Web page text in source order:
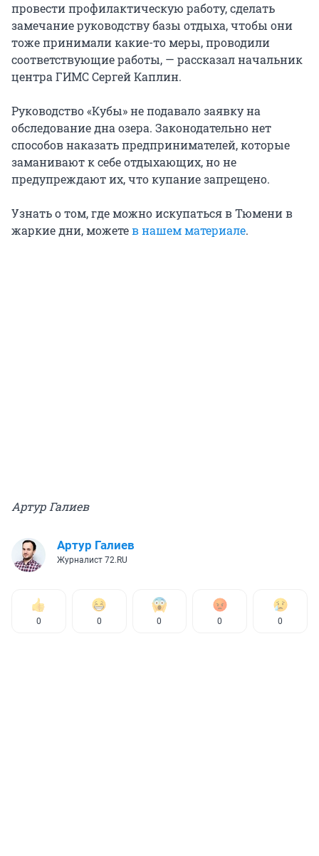
провести профилактическую работу, сделать
замечание руководству базы отдыха, чтобы они
тоже принимали какие-то меры, проводили
соответствующие работы, — рассказал начальник
центра ГИМС Сергей Каплин.
Руководство «Кубы» не подавало заявку на
обследование дна озера. Законодательно нет
способов наказать предпринимателей, которые
заманивают к себе отдыхающих, но не
предупреждают их, что купание запрещено.
Узнать о том, где можно искупаться в Тюмени в
жаркие дни, можетев нашем материале.
Артур Галиев
Артур Галиев
Журналист 72.RU
0 0 0 0 0